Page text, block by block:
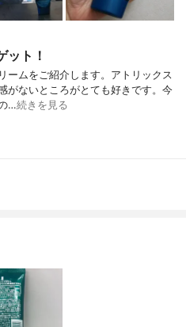
ット！
ームをご紹介します。アトリックス
がないところがとても好きです。今
…続きを見る